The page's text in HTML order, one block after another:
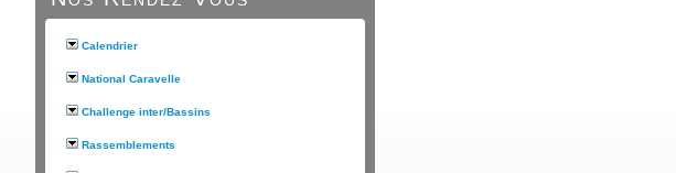
Calendrier
National Caravelle
Challenge inter/Bassins
Rassemblements